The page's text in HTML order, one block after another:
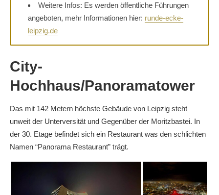
Weitere Infos: Es werden öffentliche Führungen
angeboten, mehr Informationen hier: runde-ecke-
leipzig.de
City-
Hochhaus/Panoramatower
Das mit 142 Metern höchste Gebäude von Leipzig steht
unweit der Unterversität und Gegenüber der Moritzbastei. In
der 30. Etage befindet sich ein Restaurant was den schlichten
Namen “Panorama Restaurant” trägt.